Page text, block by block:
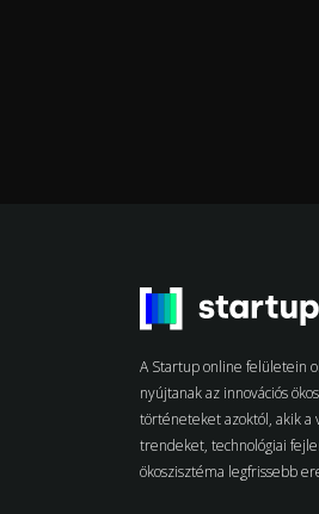
A Startup online felületein
nyújtanak az innovációs
történeteket azoktól, akik a
trendeket, technológiai
ökoszisztéma legfrissebb